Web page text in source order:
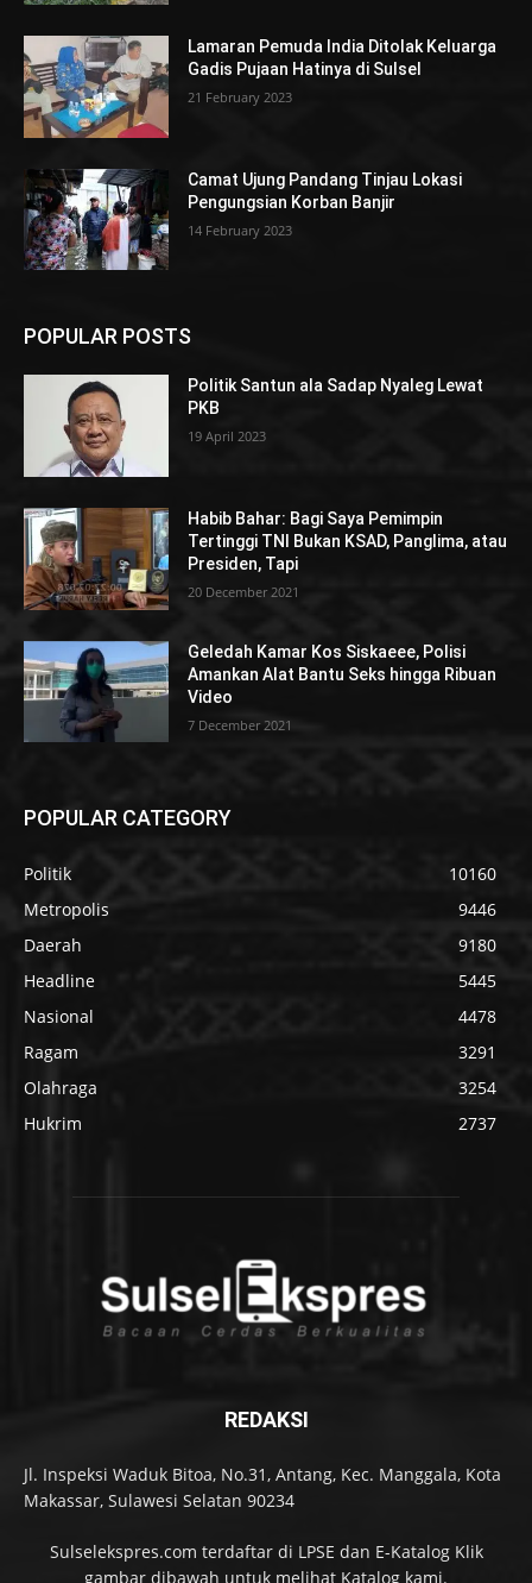
Lamaran Pemuda India Ditolak Keluarga
Gadis Pujaan Hatinya di Sulsel
21 February 2023
Camat Ujung Pandang Tinjau Lokasi
Pengungsian Korban Banjir
14 February 2023
POPULAR POSTS
Politik Santun ala Sadap Nyaleg Lewat
PKB
19 April 2023
Habib Bahar: Bagi Saya Pemimpin
Tertinggi TNI Bukan KSAD, Panglima, atau
Presiden, Tapi
20 December 2021
Geledah Kamar Kos Siskaeee, Polisi
Amankan Alat Bantu Seks hingga Ribuan
Video
7 December 2021
POPULAR CATEGORY
Politik
10160
Metropolis
9446
Daerah
9180
Headline
5445
Nasional
4478
Ragam
3291
Olahraga
3254
Hukrim
2737
REDAKSI
Jl. Inspeksi Waduk Bitoa, No.31, Antang, Kec. Manggala, Kota
Makassar, Sulawesi Selatan 90234
Sulselekspres.com terdaftar di LPSE dan E-Katalog Klik
gambar dibawah untuk melihat Katalog kami.